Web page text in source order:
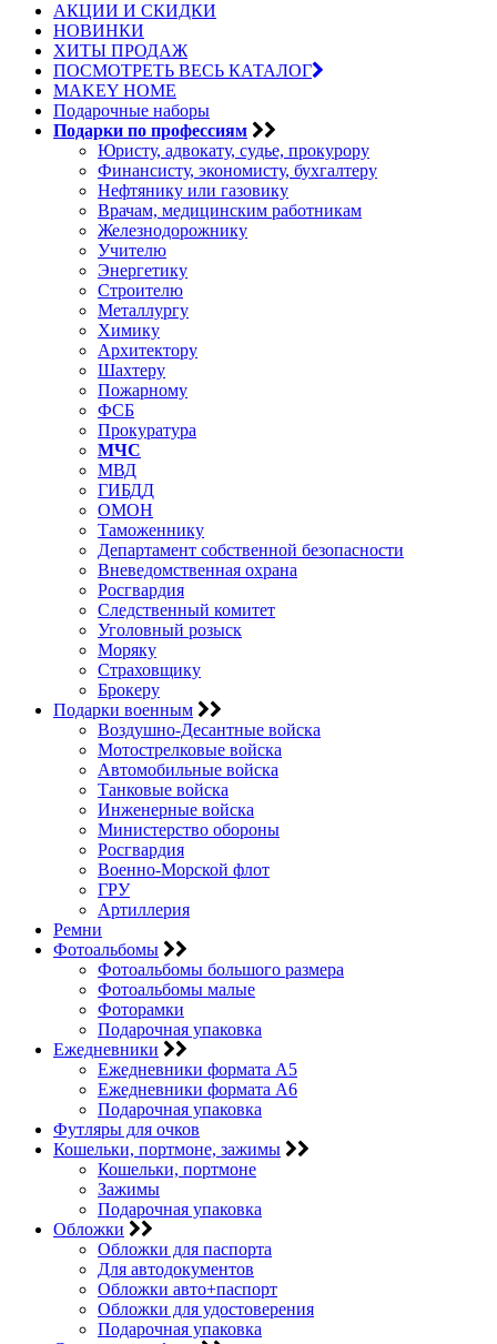
АКЦИИ И СКИДКИ
НОВИНКИ
ХИТЫ ПРОДАЖ
ПОСМОТРЕТЬ ВЕСЬ КАТАЛОГ
MAKEY HOME
Подарочные наборы
Подарки по профессиям
Юристу, адвокату, судье, прокурору
Финансисту, экономисту, бухгалтеру
Нефтянику или газовику
Врачам, медицинским работникам
Железнодорожнику
Учителю
Энергетику
Строителю
Металлургу
Химику
Архитектору
Шахтеру
Пожарному
ФСБ
Прокуратура
МЧС
МВД
ГИБДД
ОМОН
Таможеннику
Департамент собственной безопасности
Вневедомственная охрана
Росгвардия
Следственный комитет
Уголовный розыск
Моряку
Страховщику
Брокеру
Подарки военным
Воздушно-Десантные войска
Мотострелковые войска
Автомобильные войска
Танковые войска
Инженерные войска
Министерство обороны
Росгвардия
Военно-Морской флот
ГРУ
Артиллерия
Ремни
Фотоальбомы
Фотоальбомы большого размера
Фотоальбомы малые
Фоторамки
Подарочная упаковка
Ежедневники
Ежедневники формата А5
Ежедневники формата А6
Подарочная упаковка
Футляры для очков
Кошельки, портмоне, зажимы
Кошельки, портмоне
Зажимы
Подарочная упаковка
Обложки
Обложки для паспорта
Для автодокументов
Обложки авто+паспорт
Обложки для удостоверения
Подарочная упаковка